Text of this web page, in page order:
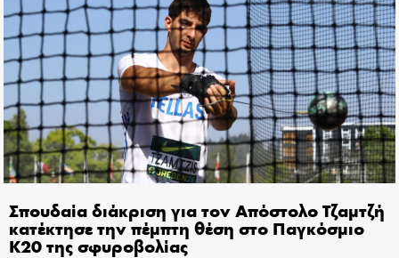
Σπουδαία διάκριση για τον Απόστολο Τζαμτζή
κατέκτησε την πέμπτη θέση στο Παγκόσμιο
Κ20 της σφυροβολίας